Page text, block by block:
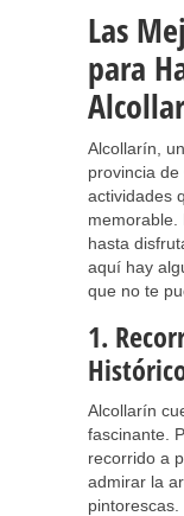
Las
para
Alcollarín,
provincia
actividades
memorable.
hasta
aquí hay
que no te
1.
Alcollarín
fascinante.
recorrido a
admirar la